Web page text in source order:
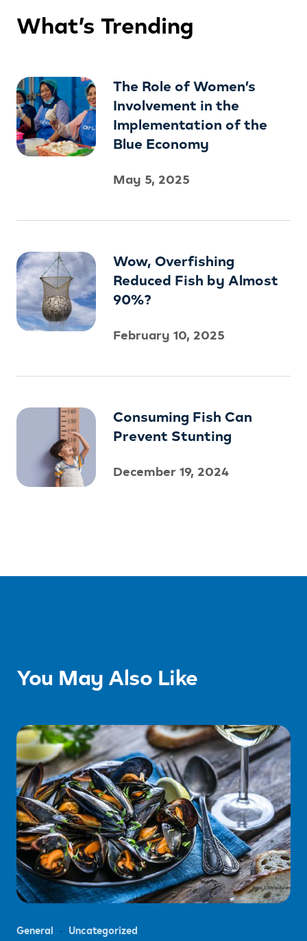
What’s Trending
The Role of Women’s
Involvement in the
Implementation of the
Blue Economy
May 5, 2025
Wow, Overfishing
Reduced Fish by Almost
90%?
February 10, 2025
Consuming Fish Can
Prevent Stunting
December 19, 2024
You May Also Like
General Uncategorized